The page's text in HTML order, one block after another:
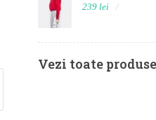
239 lei
Vezi toate